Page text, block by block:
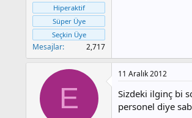
Hiperaktif
Süper Üye
Seçkin Üye
Mesajlar 2,717
E
11 Aralık 2012
Sizdeki ilginç bi
personel diye